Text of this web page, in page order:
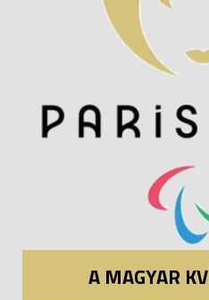
A MAGYAR